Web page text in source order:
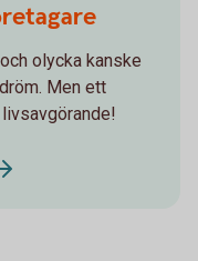
olycka kanske
Men ett